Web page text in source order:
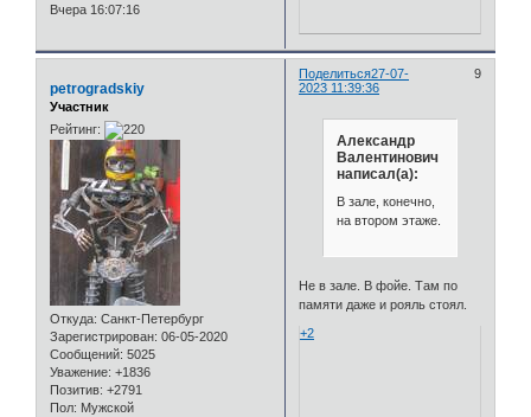
Вчера 16:07:16
Поделиться 9
27-07-
2023 11:39:36
petrogradskiy
Участник
Рейтинг:
Откуда: Санкт-Петербург
Зарегистрирован: 06-05-2020
Сообщений: 5025
Уважение: +1836
Позитив: +2791
Пол: Мужской
Александр
Валентинович
написал(а):
В зале, конечно,
на втором этаже.
Не в зале. В фойе. Там по
памяти даже и рояль стоял.
+2